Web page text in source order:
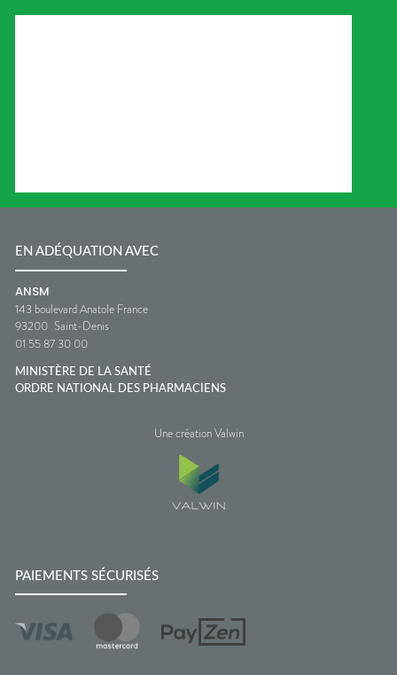
EN ADÉQUATION AVEC
ANSM
143 boulevard Anatole France
93200 Saint-Denis
01 55 87 30 00
MINISTÈRE DE LA SANTÉ
ORDRE NATIONAL DES PHARMACIENS
Une création Valwin
PAIEMENTS SÉCURISÉS